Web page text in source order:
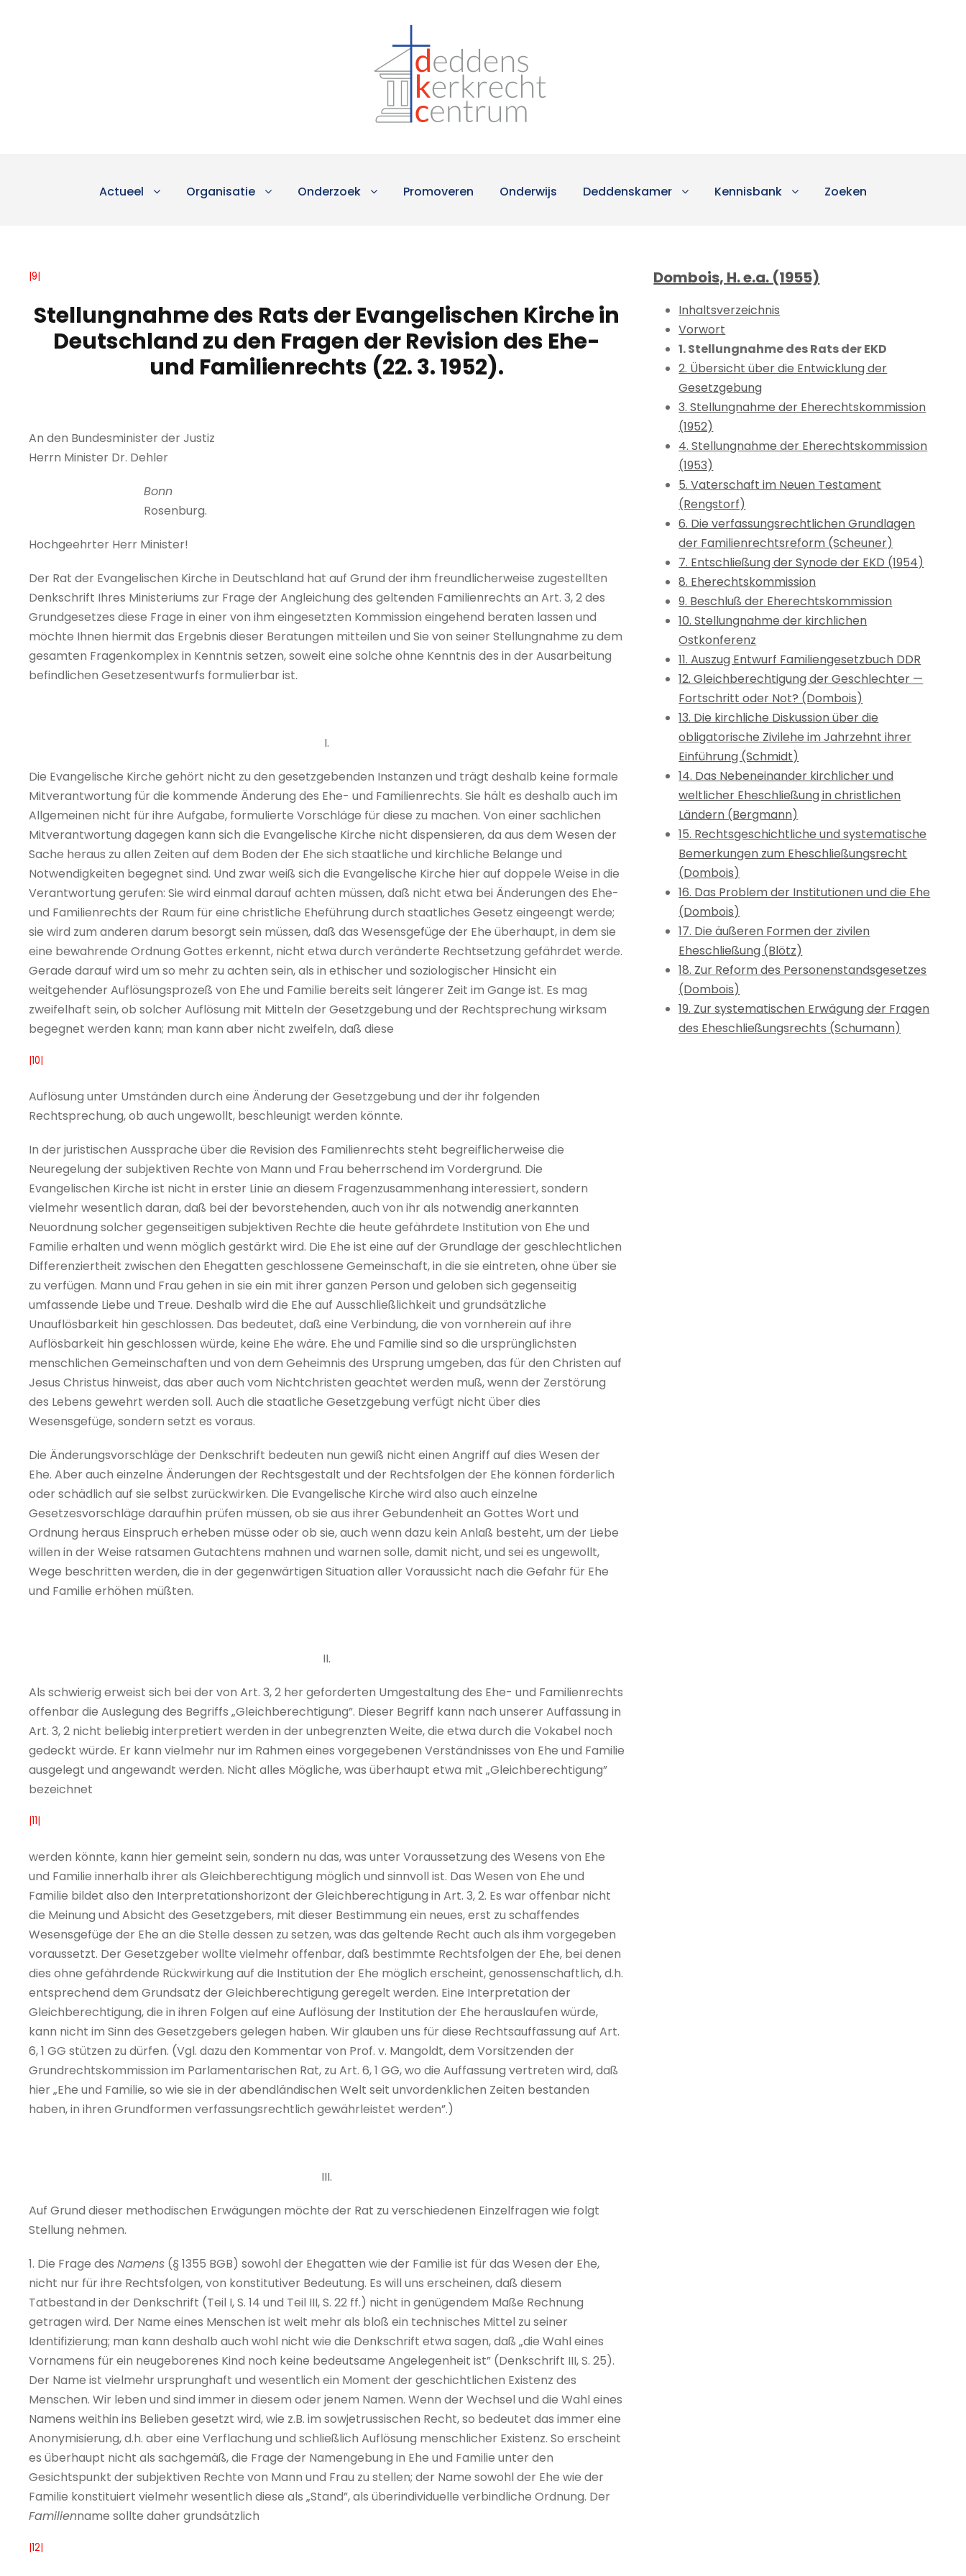
Actueel Organisatie Onderzoek Promoveren Onderwijs Deddenskamer Kennisbank Zoeken
|9|
Stellungnahme des Rats der Evangelischen Kirche in
Deutschland zu den Fragen der Revision des Ehe-
und Familienrechts (22. 3. 1952).
An den Bundesminister der Justiz
Herrn Minister Dr. Dehler
Bonn
Rosenburg.
Hochgeehrter Herr Minister!
Der Rat der Evangelischen Kirche in Deutschland hat auf Grund der ihm freundlicherweise zugestellten
Denkschrift Ihres Ministeriums zur Frage der Angleichung des geltenden Familienrechts an Art. 3, 2 des
Grundgesetzes diese Frage in einer von ihm eingesetzten Kommission eingehend beraten lassen und
möchte Ihnen hiermit das Ergebnis dieser Beratungen mitteilen und Sie von seiner Stellungnahme zu dem
gesamten Fragenkomplex in Kenntnis setzen, soweit eine solche ohne Kenntnis des in der Ausarbeitung
befindlichen Gesetzesentwurfs formulierbar ist.
I.
Die Evangelische Kirche gehört nicht zu den gesetzgebenden Instanzen und trägt deshalb keine formale
Mitverantwortung für die kommende Änderung des Ehe- und Familienrechts. Sie hält es deshalb auch im
Allgemeinen nicht für ihre Aufgabe, formulierte Vorschläge für diese zu machen. Von einer sachlichen
Mitverantwortung dagegen kann sich die Evangelische Kirche nicht dispensieren, da aus dem Wesen der
Sache heraus zu allen Zeiten auf dem Boden der Ehe sich staatliche und kirchliche Belange und
Notwendigkeiten begegnet sind. Und zwar weiß sich die Evangelische Kirche hier auf doppele Weise in die
Verantwortung gerufen: Sie wird einmal darauf achten müssen, daß nicht etwa bei Änderungen des Ehe-
und Familienrechts der Raum für eine christliche Eheführung durch staatliches Gesetz eingeengt werde;
sie wird zum anderen darum besorgt sein müssen, daß das Wesensgefüge der Ehe überhaupt, in dem sie
eine bewahrende Ordnung Gottes erkennt, nicht etwa durch veränderte Rechtsetzung gefährdet werde.
Gerade darauf wird um so mehr zu achten sein, als in ethischer und soziologischer Hinsicht ein
weitgehender Auflösungsprozeß von Ehe und Familie bereits seit längerer Zeit im Gange ist. Es mag
zweifelhaft sein, ob solcher Auflösung mit Mitteln der Gesetzgebung und der Rechtsprechung wirksam
begegnet werden kann; man kann aber nicht zweifeln, daß diese
|10|
Auflösung unter Umständen durch eine Änderung der Gesetzgebung und der ihr folgenden
Rechtsprechung, ob auch ungewollt, beschleunigt werden könnte.
In der juristischen Aussprache über die Revision des Familienrechts steht begreiflicherweise die
Neuregelung der subjektiven Rechte von Mann und Frau beherrschend im Vordergrund. Die
Evangelischen Kirche ist nicht in erster Linie an diesem Fragenzusammenhang interessiert, sondern
vielmehr wesentlich daran, daß bei der bevorstehenden, auch von ihr als notwendig anerkannten
Neuordnung solcher gegenseitigen subjektiven Rechte die heute gefährdete Institution von Ehe und
Familie erhalten und wenn möglich gestärkt wird. Die Ehe ist eine auf der Grundlage der geschlechtlichen
Differenziertheit zwischen den Ehegatten geschlossene Gemeinschaft, in die sie eintreten, ohne über sie
zu verfügen. Mann und Frau gehen in sie ein mit ihrer ganzen Person und geloben sich gegenseitig
umfassende Liebe und Treue. Deshalb wird die Ehe auf Ausschließlichkeit und grundsätzliche
Unauflösbarkeit hin geschlossen. Das bedeutet, daß eine Verbindung, die von vornherein auf ihre
Auflösbarkeit hin geschlossen würde, keine Ehe wäre. Ehe und Familie sind so die ursprünglichsten
menschlichen Gemeinschaften und von dem Geheimnis des Ursprung umgeben, das für den Christen auf
Jesus Christus hinweist, das aber auch vom Nichtchristen geachtet werden muß, wenn der Zerstörung
des Lebens gewehrt werden soll. Auch die staatliche Gesetzgebung verfügt nicht über dies
Wesensgefüge, sondern setzt es voraus.
Die Änderungsvorschläge der Denkschrift bedeuten nun gewiß nicht einen Angriff auf dies Wesen der
Ehe. Aber auch einzelne Änderungen der Rechtsgestalt und der Rechtsfolgen der Ehe können förderlich
oder schädlich auf sie selbst zurückwirken. Die Evangelische Kirche wird also auch einzelne
Gesetzesvorschläge daraufhin prüfen müssen, ob sie aus ihrer Gebundenheit an Gottes Wort und
Ordnung heraus Einspruch erheben müsse oder ob sie, auch wenn dazu kein Anlaß besteht, um der Liebe
willen in der Weise ratsamen Gutachtens mahnen und warnen solle, damit nicht, und sei es ungewollt,
Wege beschritten werden, die in der gegenwärtigen Situation aller Voraussicht nach die Gefahr für Ehe
und Familie erhöhen müßten.
II.
Als schwierig erweist sich bei der von Art. 3, 2 her geforderten Umgestaltung des Ehe- und Familienrechts
offenbar die Auslegung des Begriffs „Gleichberechtigung”. Dieser Begriff kann nach unserer Auffassung in
Art. 3, 2 nicht beliebig interpretiert werden in der unbegrenzten Weite, die etwa durch die Vokabel noch
gedeckt würde. Er kann vielmehr nur im Rahmen eines vorgegebenen Verständnisses von Ehe und Familie
ausgelegt und angewandt werden. Nicht alles Mögliche, was überhaupt etwa mit „Gleichberechtigung”
bezeichnet
|11|
werden könnte, kann hier gemeint sein, sondern nu das, was unter Voraussetzung des Wesens von Ehe
und Familie innerhalb ihrer als Gleichberechtigung möglich und sinnvoll ist. Das Wesen von Ehe und
Familie bildet also den Interpretationshorizont der Gleichberechtigung in Art. 3, 2. Es war offenbar nicht
die Meinung und Absicht des Gesetzgebers, mit dieser Bestimmung ein neues, erst zu schaffendes
Wesensgefüge der Ehe an die Stelle dessen zu setzen, was das geltende Recht auch als ihm vorgegeben
voraussetzt. Der Gesetzgeber wollte vielmehr offenbar, daß bestimmte Rechtsfolgen der Ehe, bei denen
dies ohne gefährdende Rückwirkung auf die Institution der Ehe möglich erscheint, genossenschaftlich, d.h.
entsprechend dem Grundsatz der Gleichberechtigung geregelt werden. Eine Interpretation der
Gleichberechtigung, die in ihren Folgen auf eine Auflösung der Institution der Ehe herauslaufen würde,
kann nicht im Sinn des Gesetzgebers gelegen haben. Wir glauben uns für diese Rechtsauffassung auf Art.
6, 1 GG stützen zu dürfen. (Vgl. dazu den Kommentar von Prof. v. Mangoldt, dem Vorsitzenden der
Grundrechtskommission im Parlamentarischen Rat, zu Art. 6, 1 GG, wo die Auffassung vertreten wird, daß
hier „Ehe und Familie, so wie sie in der abendländischen Welt seit unvordenklichen Zeiten bestanden
haben, in ihren Grundformen verfassungsrechtlich gewährleistet werden”.)
III.
Auf Grund dieser methodischen Erwägungen möchte der Rat zu verschiedenen Einzelfragen wie folgt
Stellung nehmen.
1. Die Frage des Namens (§ 1355 BGB) sowohl der Ehegatten wie der Familie ist für das Wesen der Ehe,
nicht nur für ihre Rechtsfolgen, von konstitutiver Bedeutung. Es will uns erscheinen, daß diesem
Tatbestand in der Denkschrift (Teil I, S. 14 und Teil III, S. 22 ff.) nicht in genügendem Maße Rechnung
getragen wird. Der Name eines Menschen ist weit mehr als bloß ein technisches Mittel zu seiner
Identifizierung; man kann deshalb auch wohl nicht wie die Denkschrift etwa sagen, daß „die Wahl eines
Vornamens für ein neugeborenes Kind noch keine bedeutsame Angelegenheit ist” (Denkschrift III, S. 25).
Der Name ist vielmehr ursprunghaft und wesentlich ein Moment der geschichtlichen Existenz des
Menschen. Wir leben und sind immer in diesem oder jenem Namen. Wenn der Wechsel und die Wahl eines
Namens weithin ins Belieben gesetzt wird, wie z.B. im sowjetrussischen Recht, so bedeutet das immer eine
Anonymisierung, d.h. aber eine Verflachung und schließlich Auflösung menschlicher Existenz. So erscheint
es überhaupt nicht als sachgemäß, die Frage der Namengebung in Ehe und Familie unter den
Gesichtspunkt der subjektiven Rechte von Mann und Frau zu stellen; der Name sowohl der Ehe wie der
Familie konstituiert vielmehr wesentlich diese als „Stand”, als überindividuelle verbindliche Ordnung. Der
Familienname sollte daher grundsätzlich
|12|
Dombois, H. e.a. (1955)
Inhaltsverzeichnis
Vorwort
1. Stellungnahme des Rats der EKD
2. Übersicht über die Entwicklung der
Gesetzgebung
3. Stellungnahme der Eherechtskommission
(1952)
4. Stellungnahme der Eherechtskommission
(1953)
5. Vaterschaft im Neuen Testament
(Rengstorf)
6. Die verfassungsrechtlichen Grundlagen
der Familienrechtsreform (Scheuner)
7. Entschließung der Synode der EKD (1954)
8. Eherechtskommission
9. Beschluß der Eherechtskommission
10. Stellungnahme der kirchlichen
Ostkonferenz
11. Auszug Entwurf Familiengesetzbuch DDR
12. Gleichberechtigung der Geschlechter —
Fortschritt oder Not? (Dombois)
13. Die kirchliche Diskussion über die
obligatorische Zivilehe im Jahrzehnt ihrer
Einführung (Schmidt)
14. Das Nebeneinander kirchlicher und
weltlicher Eheschließung in christlichen
Ländern (Bergmann)
15. Rechtsgeschichtliche und systematische
Bemerkungen zum Eheschließungsrecht
(Dombois)
16. Das Problem der Institutionen und die Ehe
(Dombois)
17. Die äußeren Formen der zivilen
Eheschließung (Blötz)
18. Zur Reform des Personenstandsgesetzes
(Dombois)
19. Zur systematischen Erwägung der Fragen
des Eheschließungsrechts (Schumann)